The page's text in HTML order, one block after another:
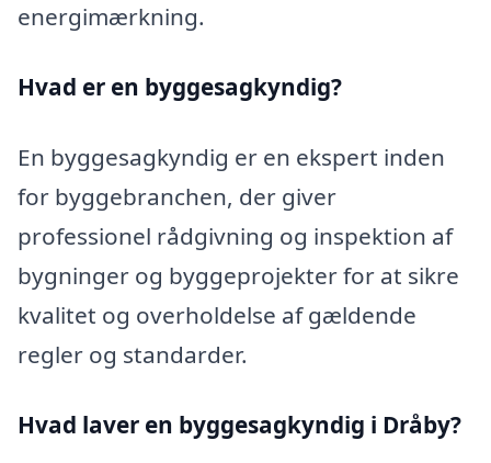
energimærkning.
Hvad er en byggesagkyndig?
En byggesagkyndig er en ekspert inden
for byggebranchen, der giver
professionel rådgivning og inspektion af
bygninger og byggeprojekter for at sikre
kvalitet og overholdelse af gældende
regler og standarder.
Hvad laver en byggesagkyndig i Dråby?